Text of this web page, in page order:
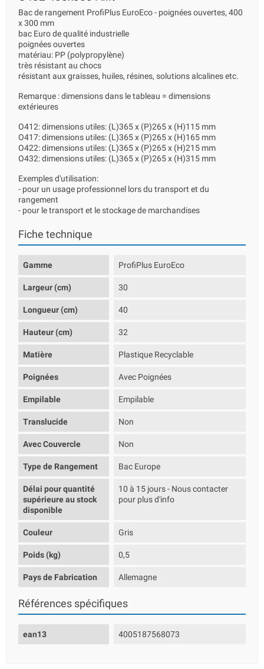
Bac de rangement ProfiPlus EuroEco - poignées ouvertes, 400
x 300 mm
bac Euro de qualité industrielle
poignées ouvertes
matériau: PP (polypropylène)
très résistant au chocs
résistant aux graisses, huiles, résines, solutions alcalines etc.
Remarque : dimensions dans le tableau = dimensions
extérieures
O412: dimensions utiles: (L)365 x (P)265 x (H)115 mm
O417: dimensions utiles: (L)365 x (P)265 x (H)165 mm
O422: dimensions utiles: (L)365 x (P)265 x (H)215 mm
O432: dimensions utiles: (L)365 x (P)265 x (H)315 mm
Exemples d'utilisation:
- pour un usage professionnel lors du transport et du
rangement
- pour le transport et le stockage de marchandises
Fiche technique
Gamme ProfiPlus EuroEco
Largeur (cm) 30
Longueur (cm) 40
Hauteur (cm) 32
Matière Plastique Recyclable
Poignées Avec Poignées
Empilable Empilable
Translucide Non
Avec Couvercle Non
Type de Rangement Bac Europe
Délai pour quantité
supérieure au stock
disponible
10 à 15 jours - Nous contacter
pour plus d'info
Couleur Gris
Poids (kg) 0,5
Pays de Fabrication Allemagne
Références spécifiques
ean13 4005187568073